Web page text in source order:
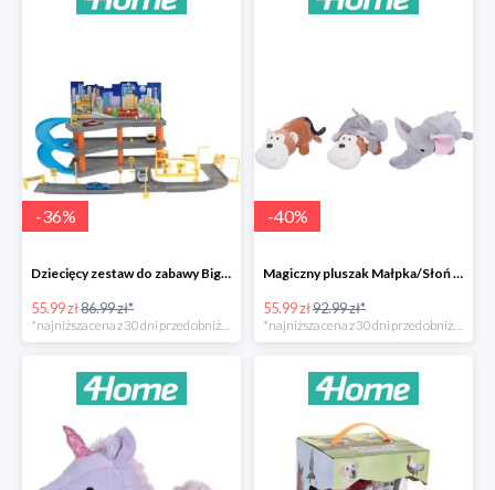
-36%
Dziecięcy zestaw do zabawy Big garage -36%
55.99 zł86.99 zł*
*najniższa cena z 30 dni przed obniżką
-40%
Magiczny pluszak Małpka/Słoń -40%
55.99 zł92.99 zł*
*najniższa cena z 30 dni przed obniżką